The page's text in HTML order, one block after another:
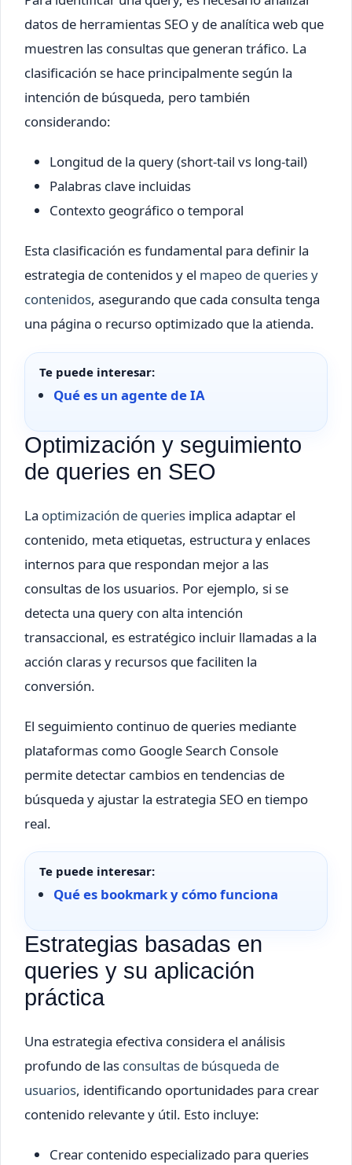
datos de herramientas SEO y de analítica web que
muestren las consultas que generan tráfico. La
clasificación se hace principalmente según la
intención de búsqueda, pero también
considerando:
Longitud de la query (short-tail vs long-tail)
Palabras clave incluidas
Contexto geográfico o temporal
Esta clasificación es fundamental para definir la
estrategia de contenidos y el mapeo de queries y
contenidos, asegurando que cada consulta tenga
una página o recurso optimizado que la atienda.
Te puede interesar:
Qué es un agente de IA
Optimización y seguimiento
de queries en SEO
La optimización de queries implica adaptar el
contenido, meta etiquetas, estructura y enlaces
internos para que respondan mejor a las
consultas de los usuarios. Por ejemplo, si se
detecta una query con alta intención
transaccional, es estratégico incluir llamadas a la
acción claras y recursos que faciliten la
conversión.
El seguimiento continuo de queries mediante
plataformas como Google Search Console
permite detectar cambios en tendencias de
búsqueda y ajustar la estrategia SEO en tiempo
real.
Te puede interesar:
Qué es bookmark y cómo funciona
Estrategias basadas en
queries y su aplicación
práctica
Una estrategia efectiva considera el análisis
profundo de las consultas de búsqueda de
usuarios, identificando oportunidades para crear
contenido relevante y útil. Esto incluye:
Crear contenido especializado para queries